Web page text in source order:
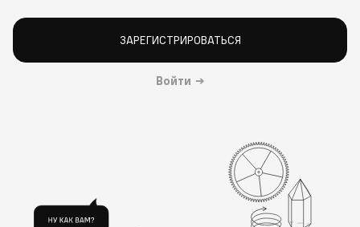
ЗАРЕГИСТРИРОВАТЬСЯ
Войти →